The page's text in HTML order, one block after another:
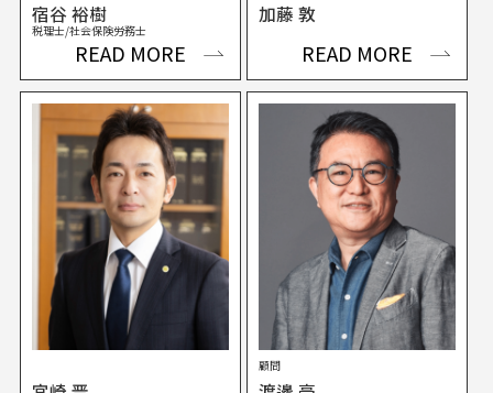
宿谷 裕樹
税理士/社会保険労務士
READ MORE
加藤 敦
READ MORE
顧問